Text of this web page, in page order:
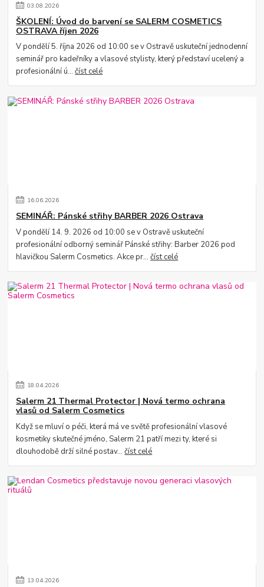
03.08.2026
ŠKOLENÍ: Úvod do barvení se SALERM COSMETICS
OSTRAVA říjen 2026
V pondělí 5. října 2026 od 10:00 se v Ostravě uskuteční jednodenní
seminář pro kadeřníky a vlasové stylisty, který představí ucelený a
profesionální ú...číst celé
16.06.2026
SEMINÁŘ: Pánské střihy BARBER 2026 Ostrava
V pondělí 14. 9. 2026 od 10:00 se v Ostravě uskuteční
profesionální odborný seminář Pánské střihy: Barber 2026 pod
hlavičkou Salerm Cosmetics. Akce pr...číst celé
18.04.2026
Salerm 21 Thermal Protector | Nová termo ochrana
vlasů od Salerm Cosmetics
Když se mluví o péči, která má ve světě profesionální vlasové
kosmetiky skutečné jméno, Salerm 21 patří mezi ty, které si
dlouhodobě drží silné postav...číst celé
13.04.2026